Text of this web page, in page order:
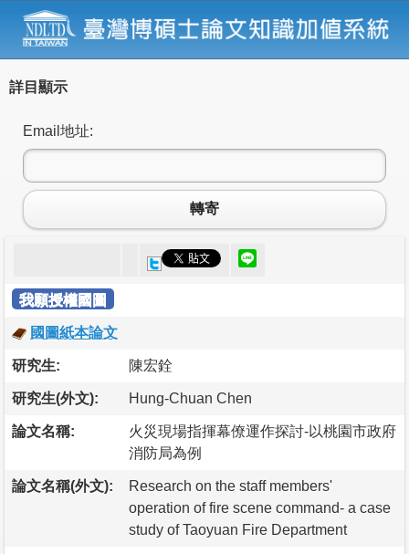
詳目顯示
Email地址:
轉寄
我願授權國圖
國圖紙本論文
研究生: 陳宏銓
研究生(外文): Hung-Chuan Chen
論文名稱:
火災現場指揮幕僚運作探討-以桃園市政府
消防局為例
論文名稱(外文):
Research on the staff members'
operation of fire scene command- a case
study of Taoyuan Fire Department